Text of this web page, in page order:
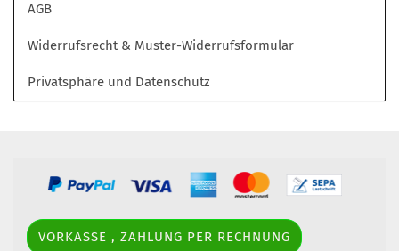
AGB
Widerrufsrecht & Muster-Widerrufsformular
Privatsphäre und Datenschutz
VORKASSE , ZAHLUNG PER RECHNUNG